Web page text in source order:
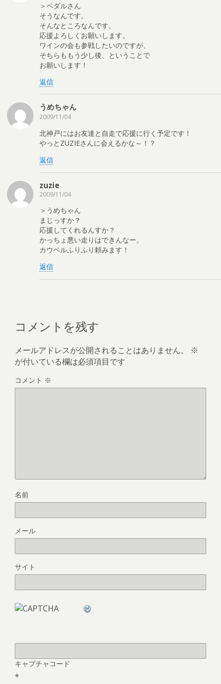
＞ペダルさん
そうなんです。
そんなところなんです。
応援よろしくお願いします。
ワインの会も参戦したいのですが、
そちらももう少し後、ということで
お願いします！
返信
うめちゃん
2009/11/04
北神戸にはお友達と自走で応援に行く予定です！
やっとZUZIEさんに会えるかな～！？
返信
zuzie
2009/11/04
＞うめちゃん
まじっすか？
応援してくれるんすか？
かっちょ悪い走りはできんなー。
カウベルふりふり頼みます！
返信
コメントを残す
メールアドレスが公開されることはありません。
※
が付いている欄は必須項目です
コメント ※
名前
メール
サイト
キャプチャコード
*